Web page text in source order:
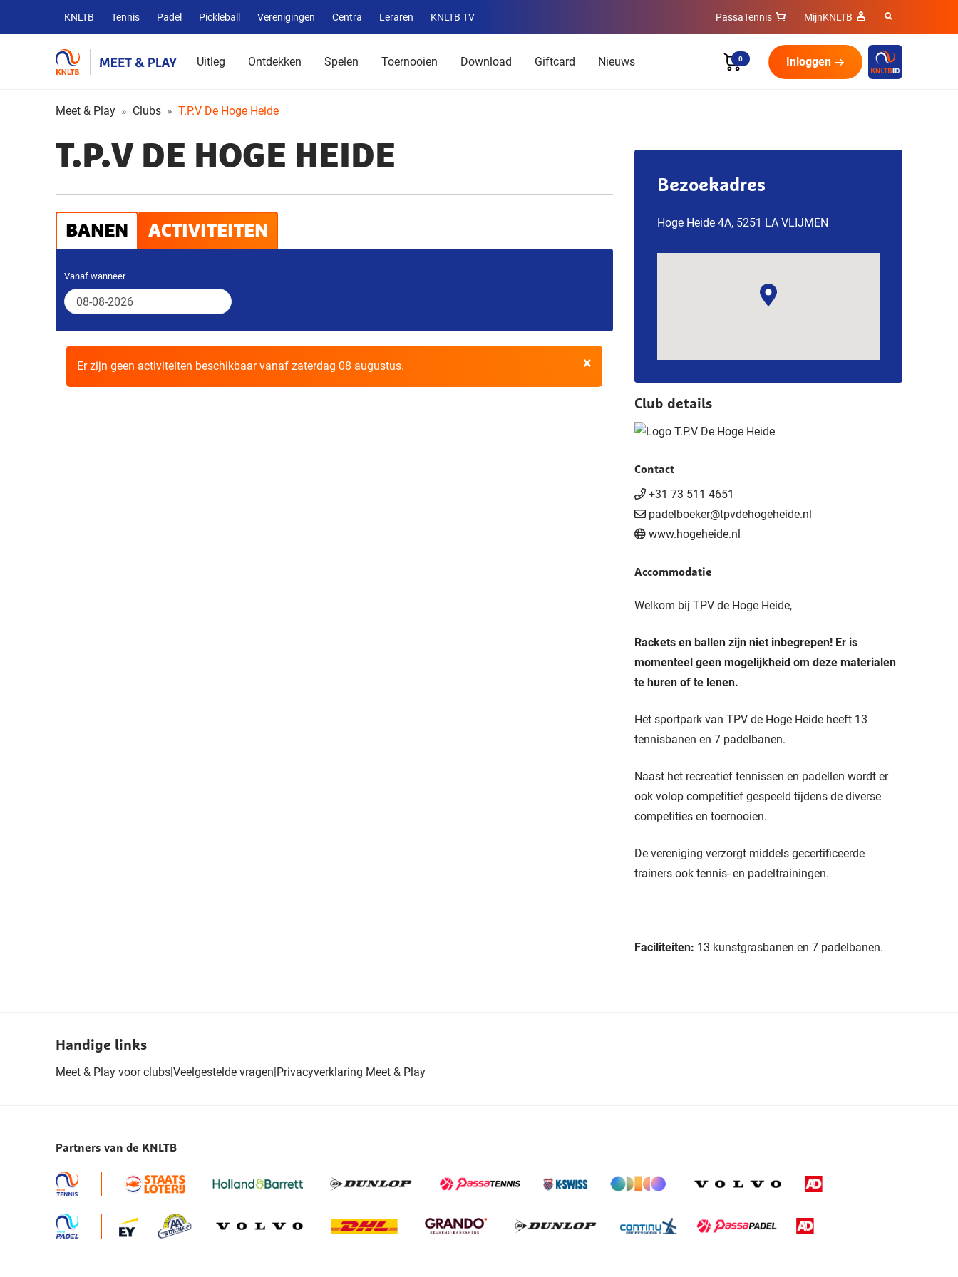
Overige
KNLTB
websites
KNLTB Tennis Padel Pickleball Verenigingen Centra Leraren KNLTB TV
Service
menu
PassaTennis MijnKNLTB
Uitleg Ontdekken Spelen Toernooien Download Giftcard Nieuws 0 Inloggen
Meet & Play Clubs T.P.V De Hoge Heide
T.P.V DE HOGE HEIDE
BANEN ACTIVITEITEN
Vanaf wanneer
×
Er zijn geen activiteiten beschikbaar vanaf zaterdag 08 augustus.
Bezoekadres
Hoge Heide 4A, 5251 LA VLIJMEN
Club details
Contact
+31 73 511 4651
padelboeker@tpvdehogeheide.nl
www.hogeheide.nl
Accommodatie
Welkom bij TPV de Hoge Heide,
Rackets en ballen zijn niet inbegrepen! Er is
momenteel geen mogelijkheid om deze materialen
te huren of te lenen.
Het sportpark van TPV de Hoge Heide heeft 13
tennisbanen en 7 padelbanen.
Naast het recreatief tennissen en padellen wordt er
ook volop competitief gespeeld tijdens de diverse
competities en toernooien.
De vereniging verzorgt middels gecertificeerde
trainers ook tennis- en padeltrainingen.
Faciliteiten: 13 kunstgrasbanen en 7 padelbanen.
Handige links
Meet & Play voor clubs|Veelgestelde vragen|Privacyverklaring Meet & Play
Partners van de KNLTB